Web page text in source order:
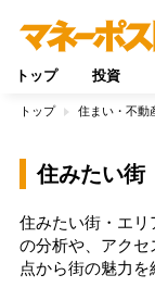
トップ 投資
トップ 住まい・不動
住みたい街
住みたい街・エ
の分析や、アク
点から街の魅力を